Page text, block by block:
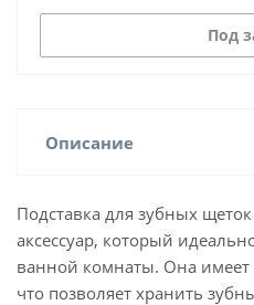
Под
Описание
Подставка для зубных
аксессуар, который
ванной комнаты. Она
что позволяет хранить